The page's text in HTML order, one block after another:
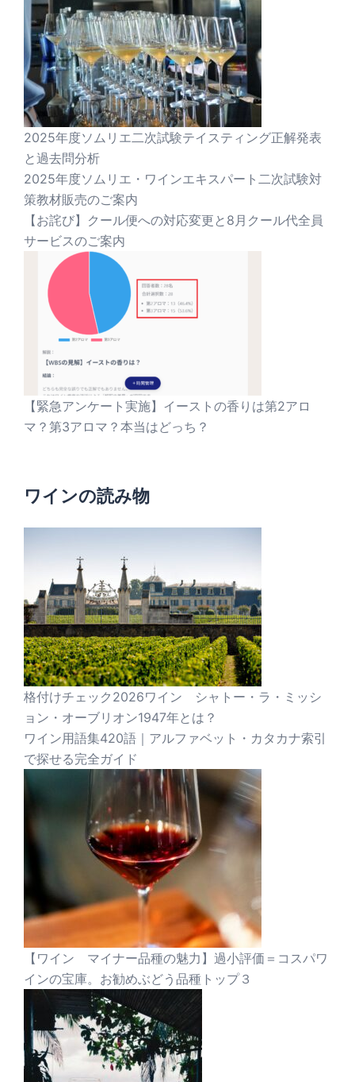
2025年度ソムリエ二次試験テイスティング正解発表
と過去問分析
2025年度ソムリエ・ワインエキスパート二次試験対
策教材販売のご案内
【お詫び】クール便への対応変更と8月クール代全員
サービスのご案内
【緊急アンケート実施】イーストの香りは第2アロ
マ？第3アロマ？本当はどっち？
ワインの読み物
格付けチェック2026ワイン シャトー・ラ・ミッシ
ョン・オーブリオン1947年とは？
ワイン用語集420語｜アルファベット・カタカナ索引
で探せる完全ガイド
【ワイン マイナー品種の魅力】過小評価＝コスパワ
インの宝庫。お勧めぶどう品種トップ３